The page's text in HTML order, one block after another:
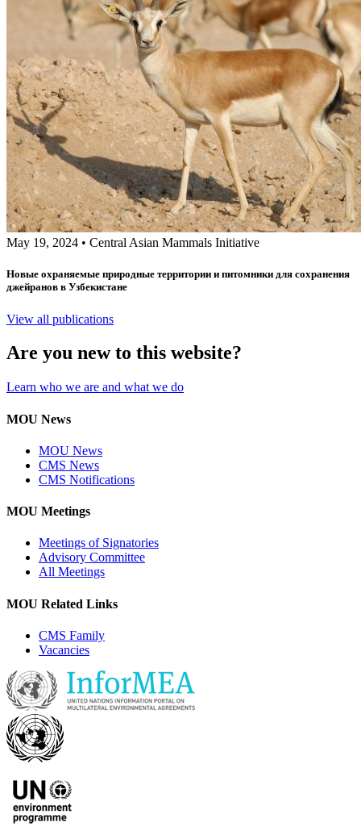
May 19, 2024 • Central Asian Mammals Initiative
Новые охраняемые природные территории и питомники для сохранения
джейранов в Узбекистане
View all publications
Are you new to this website?
Learn who we are and what we do
MOU News
MOU News
CMS News
CMS Notifications
MOU Meetings
Meetings of Signatories
Advisory Committee
All Meetings
MOU Related Links
CMS Family
Vacancies